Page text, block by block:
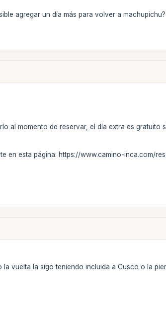
agregar un día más para volver a machupichu?
al momento de reservar, el día extra es
en esta página: https://www.camino-inca.com/
la vuelta la sigo teniendo incluida a Cusco o la